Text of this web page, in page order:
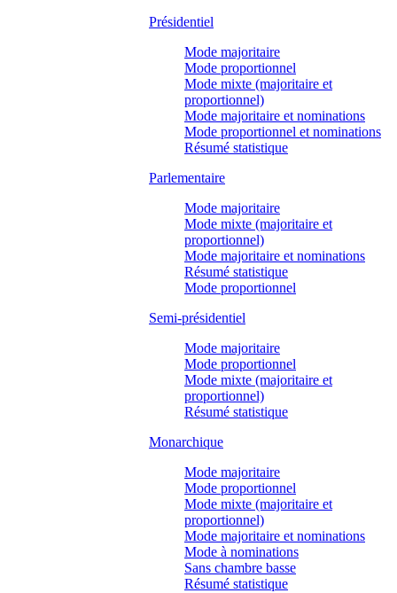
Présidentiel
Mode majoritaire
Mode proportionnel
Mode mixte (majoritaire et
proportionnel)
Mode majoritaire et nominations
Mode proportionnel et nominations
Résumé statistique
Parlementaire
Mode majoritaire
Mode mixte (majoritaire et
proportionnel)
Mode majoritaire et nominations
Résumé statistique
Mode proportionnel
Semi-présidentiel
Mode majoritaire
Mode proportionnel
Mode mixte (majoritaire et
proportionnel)
Résumé statistique
Monarchique
Mode majoritaire
Mode proportionnel
Mode mixte (majoritaire et
proportionnel)
Mode majoritaire et nominations
Mode à nominations
Sans chambre basse
Résumé statistique